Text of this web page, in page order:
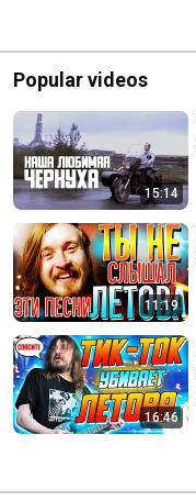
Popular videos
15:14
11:19
16:46